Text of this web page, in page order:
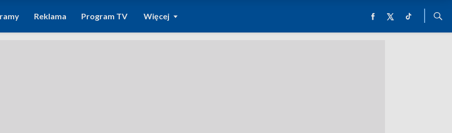
Reklama Program TV Więcej